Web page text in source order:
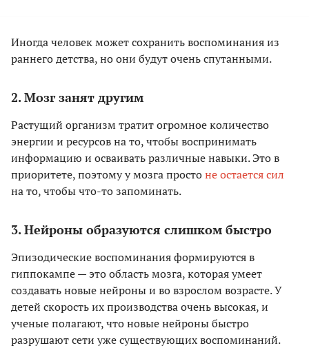
Иногда человек может сохранить воспоминания из
раннего детства, но они будут очень спутанными.
2. Мозг занят другим
Растущий организм тратит огромное количество
энергии и ресурсов на то, чтобы воспринимать
информацию и осваивать различные навыки. Это в
приоритете, поэтому у мозга простоне остается сил
на то, чтобы что-то запоминать.
3. Нейроны образуются слишком быстро
Эпизодические воспоминания формируются в
гиппокампе — это область мозга, которая умеет
создавать новые нейроны и во взрослом возрасте. У
детей скорость их производства очень высокая, и
ученые полагают, что новые нейроны быстро
разрушают сети уже существующих воспоминаний.